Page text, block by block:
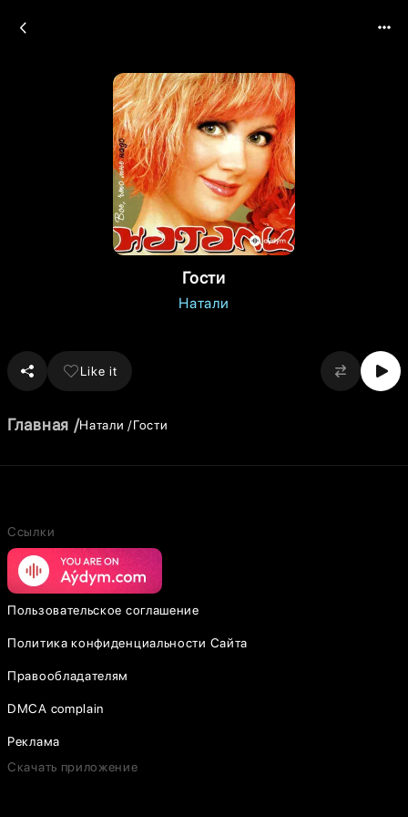
Гости
Натали
Like it
Главная Натали Гости
Ссылки
Пользовательское соглашение
Политика конфиденциальности Сайта
Правообладателям
DMCA complain
Реклама
Скачать приложение